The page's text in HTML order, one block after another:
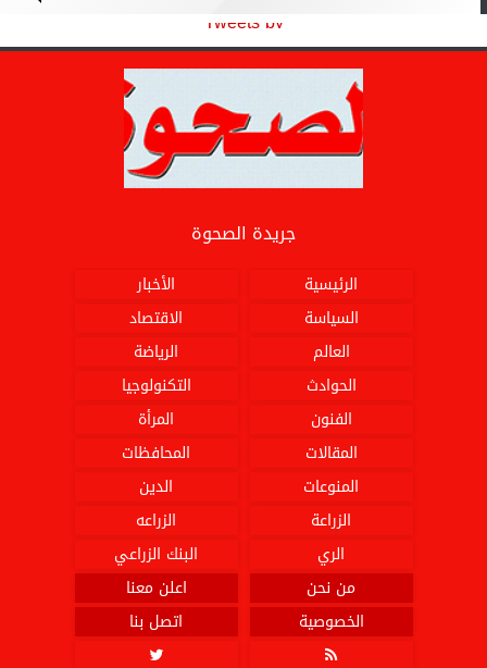
Tweets by
جريدة الصحوة
الرئيسية
الأخبار
السياسة
الاقتصاد
العالم
الرياضة
الحوادث
التكنولوجيا
الفنون
المرأة
المقالات
المحافظات
المنوعات
الدين
الزراعة
الزراعه
الري
البنك الزراعي
من نحن
اعلن معنا
الخصوصية
اتصل بنا

